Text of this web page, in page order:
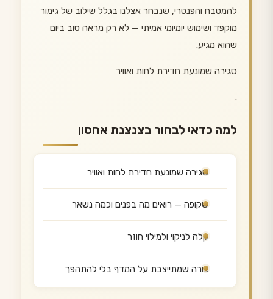
להמטבח והפנטרי, שנבחר אצלנו בגלל שילוב של גימור
מוקפד ושימוש יומיומי אמיתי — לא רק מראה טוב ביום
שהוא מגיע.
סגירה שמונעת חדירת לחות ואוויר
.
למה כדאי לבחור בצנצנת אחסון
סגירה שמונעת חדירת לחות ואוויר
שקופה — רואים מה בפנים וכמה נשאר
קלה לניקוי ולמילוי חוזר
צורה שמתייצבת על המדף בלי להתהפך